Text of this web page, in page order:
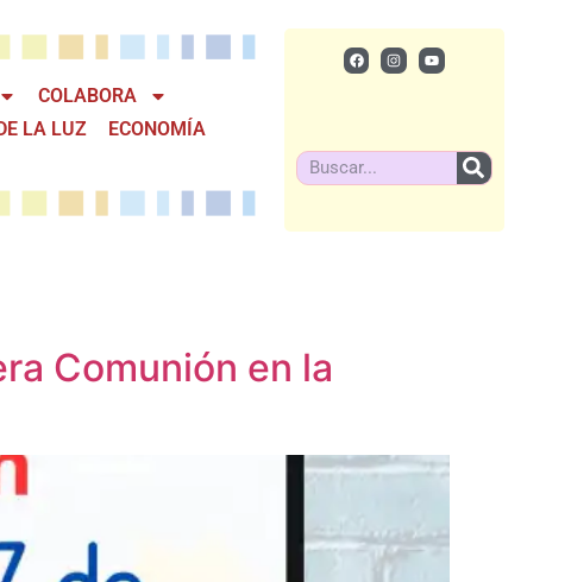
COLABORA
LA LUZ
ECONOMÍA
Comunión en la